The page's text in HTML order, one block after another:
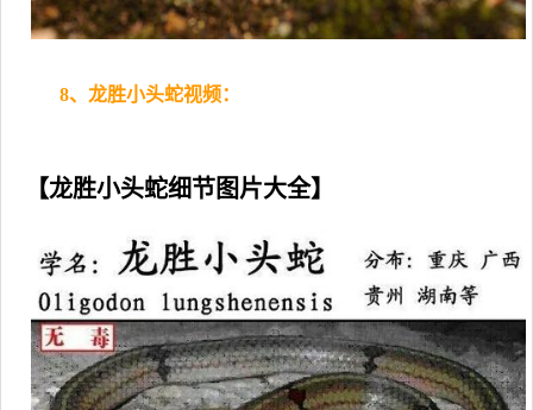
8、龙胜小头蛇视频：
【龙胜小头蛇细节图片大全】